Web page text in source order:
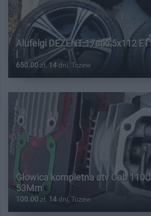
Alufelgi DEZENT 17stki 5x112
|
650.00zł, 14 dni, Tczew
Głowica kompletna atv Cab
53Mm
100.00 zł, 14 dni, Tczew